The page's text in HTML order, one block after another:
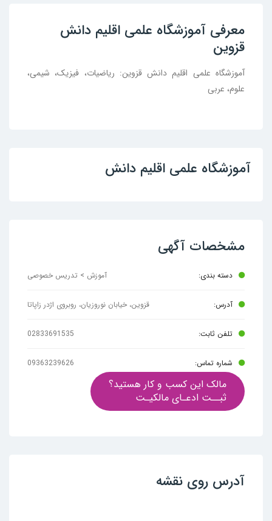
معرفی آموزشگاه علمی اقلیم دانش
قزوین
آموزشگاه علمی اقلیم دانش قزوین: ریاضیات، فیزیک، شیمی،
علوم، عربی
آموزشگاه علمی اقلیم دانش
مشخصات آگهی
دسته بندی: آموزش > تدریس خصوصی
آدرس: قزوین، خیابان نوروزیان، روبروی اژدر زاپاتا
تلفن ثابت: 02833691535
شماره تماس: 09363239626
مالک این کسب و کار هستید؟
ثبــت ادعـای مالکیـت
آدرس روی نقشه